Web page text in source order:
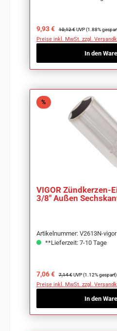
Verkaufspreis:
9,93 € Regulärer Preis:
10,12 € UVP (1.88%
Preise inkl. MwSt. zzgl.
In den
%Rabatt
VIGOR Zündkerzen-
3/8" Außen
Artikelnummer: V2613N-vigor
**Lieferzeit: 7-10 Tage
Verkaufspreis:
7,06 € Regulärer Preis:
7,14 € UVP (1.12% gespart)
Preise inkl. MwSt. zzgl.
In den